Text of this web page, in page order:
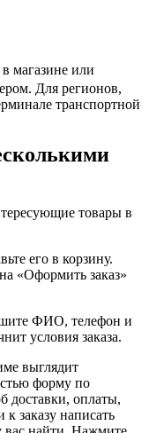
в магазине или
Для регионов,
транспортной
товары в
его в корзину.
«Оформить заказ»
ФИО, телефон и
условия заказа.
выглядит
форму по
доставки, оплаты,
заказу написать